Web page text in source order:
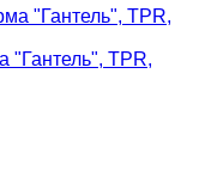
"Гантель", TPR,